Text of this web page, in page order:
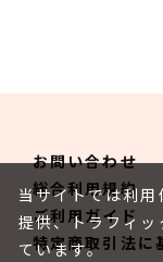
お問い合わせ
総合利用規約
ご利用ガイド
特定商取引法に
当サイトでは利
提供、トラフィ
ています。